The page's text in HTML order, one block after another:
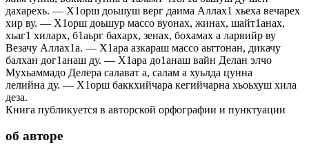
дахарехь. — Х1орш доьшуш верг даима Аллах1 хьеха вечарех
хир ву. — Х1орш доьшур массо вуонах, жинах, шайт1анах,
хьаг1 хиларх, б1аьрг бахарх, зенах, бохамах а ларвийр ву
Везачу Аллах1а. — Х1ара азкараш массо аьттонан, дикачу
балхан дог1анаш ду. — Х1ара до1анаш вайн Делан элчо
Мухьаммадо Делера салават а, салам а хуьлда цунна
лелийна ду. — Х1орш баккхийчара кегийчарна хьоьхуш хила
деза.
Книга публикуется в авторской орфографии и пунктуации
об авторе